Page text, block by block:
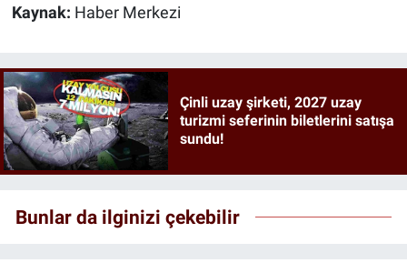
Kaynak: Haber Merkezi
Çinli uzay şirketi, 2027 uzay
turizmi seferinin biletlerini satışa
sundu!
Bunlar da ilginizi çekebilir